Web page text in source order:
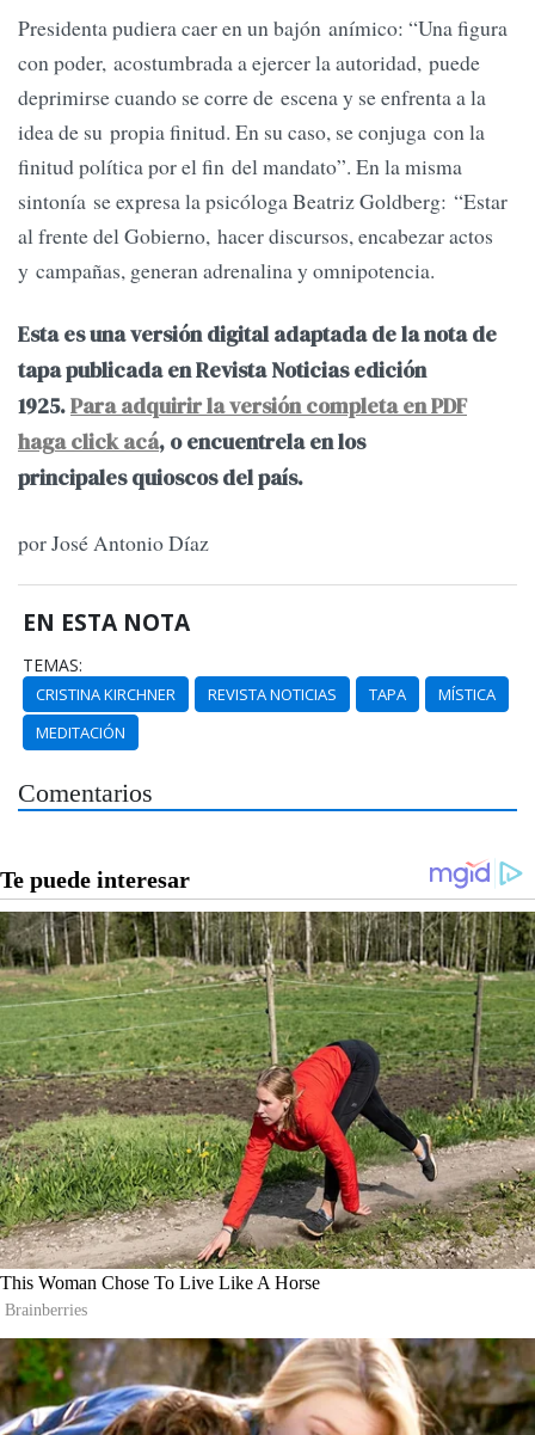
Presidenta pudiera caer en un bajón anímico: “Una figura
con poder, acostumbrada a ejercer la autoridad, puede
deprimirse cuando se corre de escena y se enfrenta a la
idea de su propia finitud. En su caso, se conjuga con la
finitud política por el fin del mandato”. En la misma
sintonía se expresa la psicóloga Beatriz Goldberg: “Estar
al frente del Gobierno, hacer discursos, encabezar actos
y campañas, generan adrenalina y omnipotencia.
Esta es una versión digital adaptada de la nota de
tapa publicada en Revista Noticias edición
1925.Para adquirir la versión completa en PDF
haga click acá, o encuentrela en los
principales quioscos del país.
por José Antonio Díaz
EN ESTA NOTA
TEMAS:
CRISTINA KIRCHNER REVISTA NOTICIAS TAPA
MÍSTICA
MEDITACIÓN
Comentarios